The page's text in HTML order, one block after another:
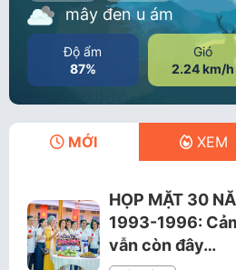
mây đen u ám
Độ ẩm
87%
Gió
2.24 km/h
MỚI XEM
HỌP MẶT 30
1993-1996:
vẫn còn đây…